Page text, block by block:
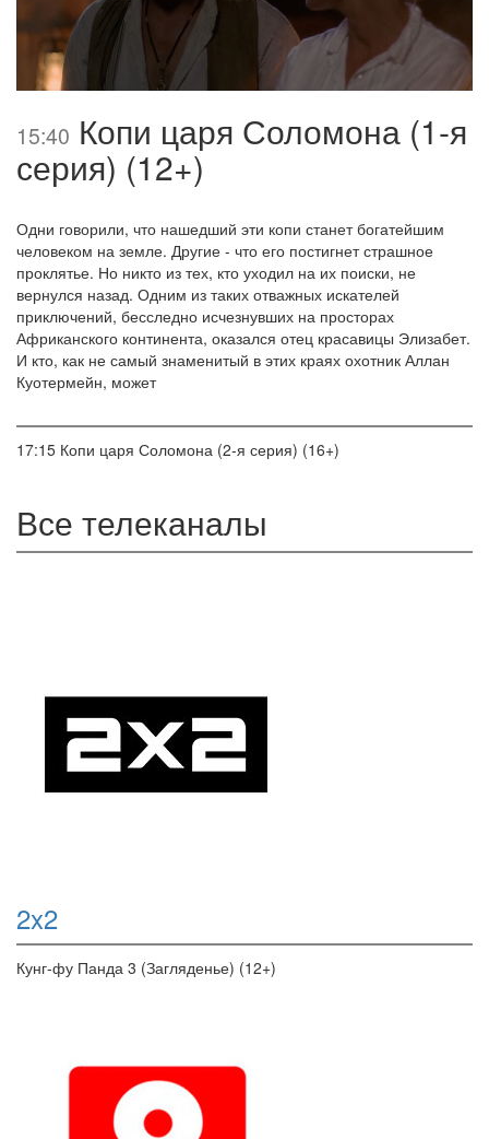
15:40 Копи царя Соломона (1-я
серия) (12+)
Одни говорили, что нашедший эти копи станет богатейшим
человеком на земле. Другие - что его постигнет страшное
проклятье. Но никто из тех, кто уходил на их поиски, не
вернулся назад. Одним из таких отважных искателей
приключений, бесследно исчезнувших на просторах
Африканского континента, оказался отец красавицы Элизабет.
И кто, как не самый знаменитый в этих краях охотник Аллан
Куотермейн, может
17:15 Копи царя Соломона (2-я серия) (16+)
Все телеканалы
2x2
Кунг-фу Панда 3 (Загляденье) (12+)